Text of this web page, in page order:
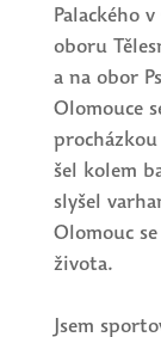
Palackého
oboru
a na obor
Olomouce
šel kolem
slyšel
Olomouc
života.
Jsem